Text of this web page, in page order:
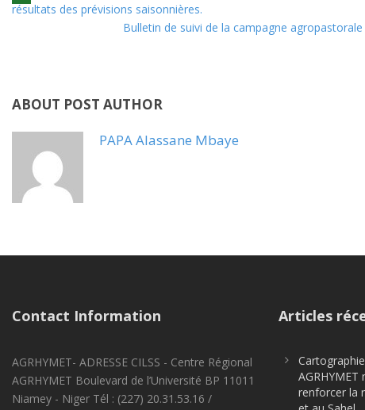
résultats des prévisions saisonnières.
Bulletin de suivi de la campagne
ABOUT POST AUTHOR
PAPA Alassane Mbaye
Contact Information
AGRHYMET- ADRESSE CILSS - Centre Régional
AGRHYMET Boulevard de l’Université BP 11011
Niamey - Niger Tél : (227) 20.31.53.16 /
Articles
renforcer la